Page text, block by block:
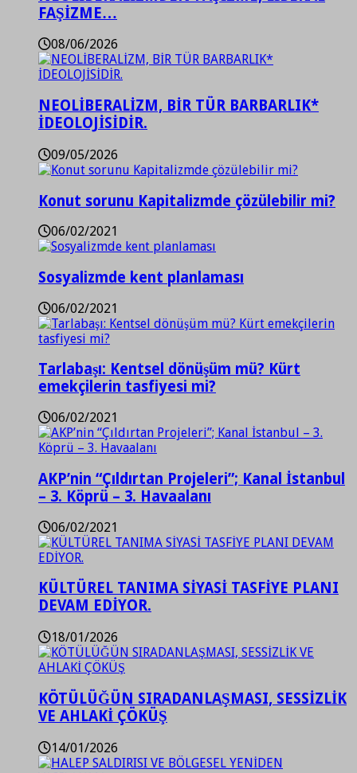
FAŞİZME…
08/06/2026
NEOLİBERALİZM, BİR TÜR BARBARLIK*
İDEOLOJİSİDİR.
09/05/2026
Konut sorunu Kapitalizmde çözülebilir mi?
06/02/2021
Sosyalizmde kent planlaması
06/02/2021
Tarlabaşı: Kentsel dönüşüm mü? Kürt
emekçilerin tasfiyesi mi?
06/02/2021
AKP’nin “Çıldırtan Projeleri”; Kanal İstanbul
– 3. Köprü – 3. Havaalanı
06/02/2021
KÜLTÜREL TANIMA SİYASİ TASFİYE PLANI
DEVAM EDİYOR.
18/01/2026
KÖTÜLÜĞÜN SIRADANLAŞMASI, SESSİZLİK
VE AHLAKİ ÇÖKÜŞ
14/01/2026